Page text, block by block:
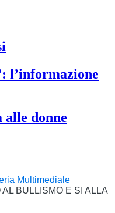
Multimediale
BULLISMO E SI ALLA